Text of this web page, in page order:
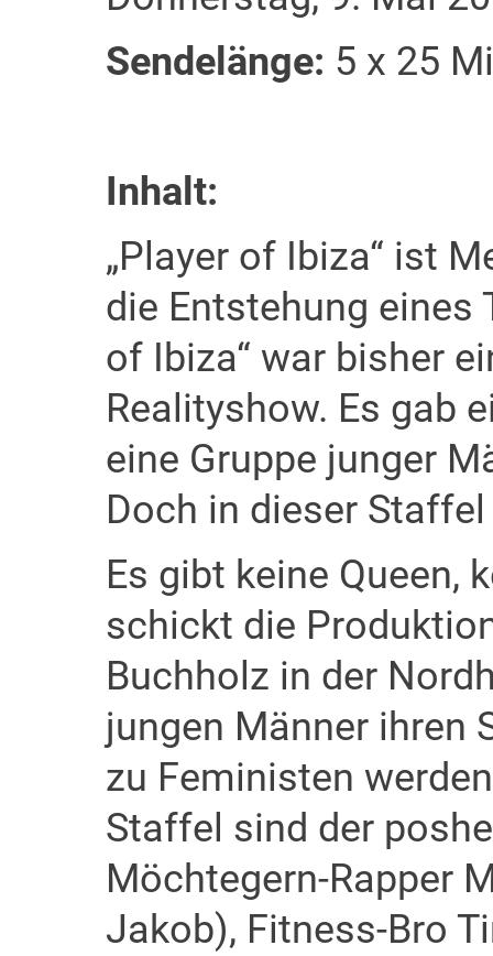
Sendelänge: 5 x 25
Inhalt:
„Player of Ibiza“ ist
die Entstehung eines
of Ibiza“ war bisher
Realityshow. Es gab
eine Gruppe junger
Doch in dieser
Es gibt keine Queen,
schickt die
Buchholz in der
jungen Männer ihren
zu Feministen
Staffel sind der
Möchtegern-Rapper
Jakob), Fitness-Bro